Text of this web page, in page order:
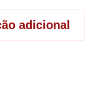
adicional